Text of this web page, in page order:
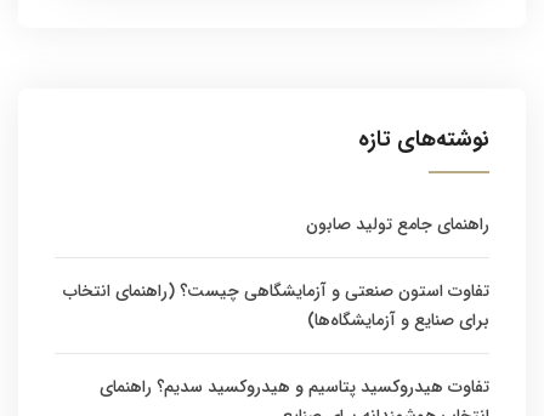
نوشته‌های تازه
راهنمای جامع تولید صابون
تفاوت استون صنعتی و آزمایشگاهی چیست؟ (راهنمای انتخاب
برای صنایع و آزمایشگاه‌ها)
تفاوت هیدروکسید پتاسیم و هیدروکسید سدیم؟ راهنمای